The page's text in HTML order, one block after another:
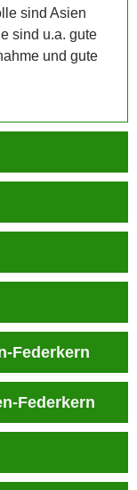
sind Asien
sind u.a. gute
und gute
Federkern
Federkern